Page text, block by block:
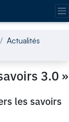
Actualités
3.0 »
les savoirs